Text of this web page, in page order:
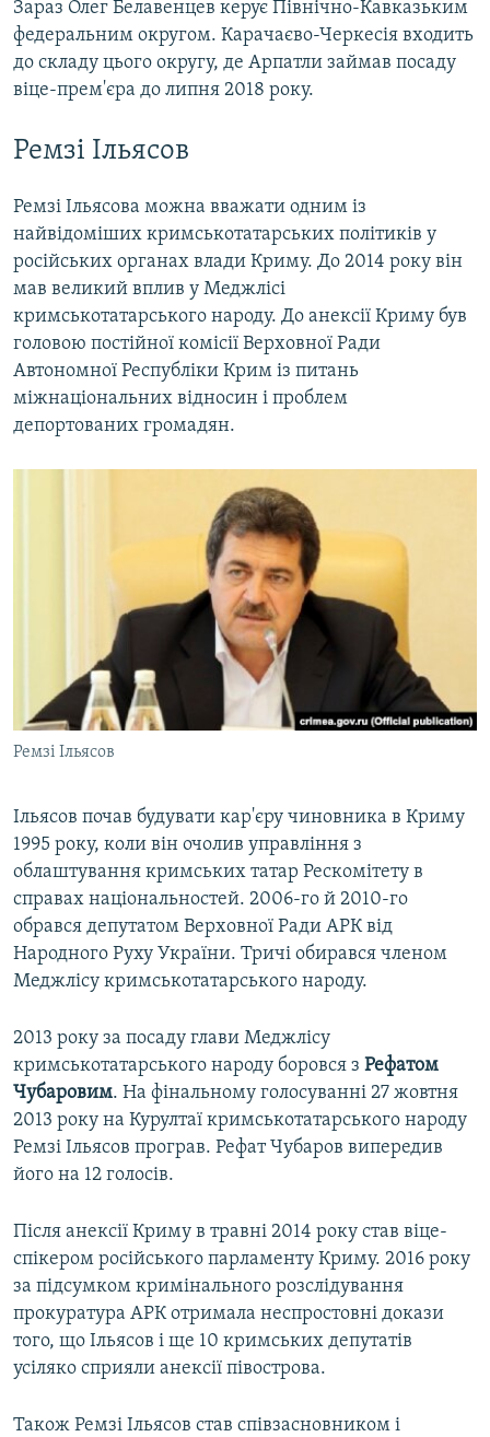
Зараз Олег Белавенцев керує Північно-Кавказьким
федеральним округом. Карачаєво-Черкесія входить
до складу цього округу, де Арпатли займав посаду
віце-прем'єра до липня 2018 року.
Ремзі Ільясов
Ремзі Ільясова можна вважати одним із
найвідоміших кримськотатарських політиків у
російських органах влади Криму. До 2014 року він
мав великий вплив у Меджлісі
кримськотатарського народу. До анексії Криму був
головою постійної комісії Верховної Ради
Автономної Республіки Крим із питань
міжнаціональних відносин і проблем
депортованих громадян.
Ремзі Ільясов
Ільясов почав будувати кар'єру чиновника в Криму
1995 року, коли він очолив управління з
облаштування кримських татар Рескомітету в
справах національностей. 2006-го й 2010-го
обрався депутатом Верховної Ради АРК від
Народного Руху України. Тричі обирався членом
Меджлісу кримськотатарського народу.
2013 року за посаду глави Меджлісу
кримськотатарського народу боровся з Рефатом
Чубаровим. На фінальному голосуванні 27 жовтня
2013 року на Курултаї кримськотатарського народу
Ремзі Ільясов програв. Рефат Чубаров випередив
його на 12 голосів.
Після анексії Криму в травні 2014 року став віце-
спікером російського парламенту Криму. 2016 року
за підсумком кримінального розслідування
прокуратура АРК отримала неспростовні докази
того, що Ільясов і ще 10 кримських депутатів
усіляко сприяли анексії півострова.
Також Ремзі Ільясов став співзасновником і